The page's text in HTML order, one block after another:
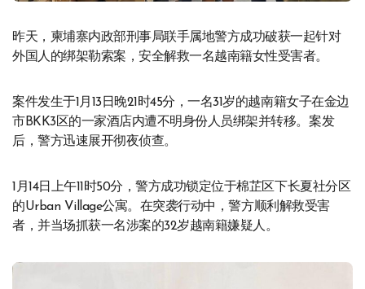
昨天，柬埔寨内政部刑事局联手属地警方成功破获一起针对
外国人的绑架勒索案，安全解救一名越南籍女性受害者。
案件发生于1月13日晚21时45分，一名31岁的越南籍女子在金边
市BKK3区的一家酒店内遭不明身份人员绑架并转移。案发
后，警方迅速展开彻夜侦查。
1月14日上午11时50分，警方成功锁定位于棉芷区下长夏社分区
的Urban Village公寓。在突袭行动中，警方顺利解救受害
者，并当场抓获一名涉案的32岁越南籍嫌疑人。